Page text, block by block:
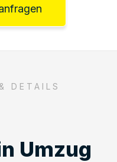
DETAILS
Umzug